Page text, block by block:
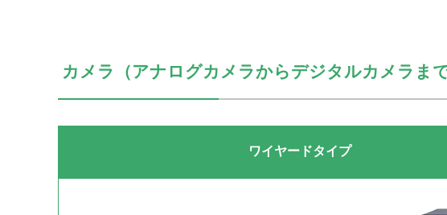
カメラ（アナログカメラからデジタルカメラま
ワイヤードタイプ